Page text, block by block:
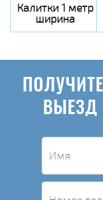
Калитки 1 метр
ширина
ВЫЕЗД